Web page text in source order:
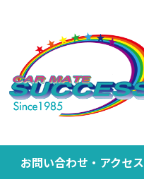
お問い合わせ・アクセス